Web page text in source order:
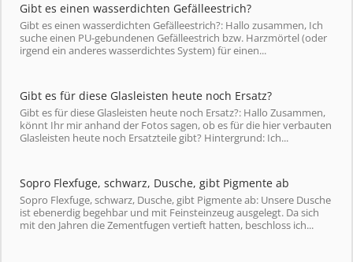
Gibt es einen wasserdichten Gefälleestrich?
Gibt es einen wasserdichten Gefälleestrich?: Hallo zusammen, Ich
suche einen PU-gebundenen Gefälleestrich bzw. Harzmörtel (oder
irgend ein anderes wasserdichtes System) für einen...
Gibt es für diese Glasleisten heute noch Ersatz?
Gibt es für diese Glasleisten heute noch Ersatz?: Hallo Zusammen,
könnt Ihr mir anhand der Fotos sagen, ob es für die hier verbauten
Glasleisten heute noch Ersatzteile gibt? Hintergrund: Ich...
Sopro Flexfuge, schwarz, Dusche, gibt Pigmente ab
Sopro Flexfuge, schwarz, Dusche, gibt Pigmente ab: Unsere Dusche
ist ebenerdig begehbar und mit Feinsteinzeug ausgelegt. Da sich
mit den Jahren die Zementfugen vertieft hatten, beschloss ich...